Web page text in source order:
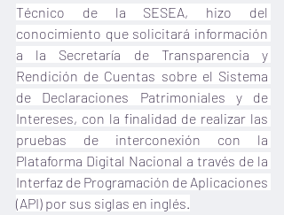
Técnico de la SESEA, hizo del
conocimiento que solicitará información
a la Secretaría de Transparencia y
Rendición de Cuentas sobre el Sistema
de Declaraciones Patrimoniales y de
Intereses, con la finalidad de realizar las
pruebas de interconexión con la
Plataforma Digital Nacional a través de la
Interfaz de Programación de Aplicaciones
(API) por sus siglas en inglés.